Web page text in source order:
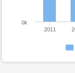
2011
0k